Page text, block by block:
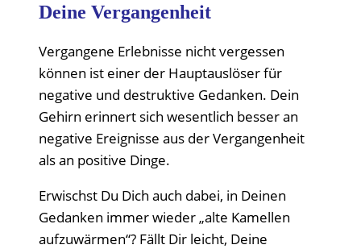
Deine Vergangenheit
Vergangene Erlebnisse nicht vergessen
können ist einer der Hauptauslöser für
negative und destruktive Gedanken. Dein
Gehirn erinnert sich wesentlich besser an
negative Ereignisse aus der Vergangenheit
als an positive Dinge.
Erwischst Du Dich auch dabei, in Deinen
Gedanken immer wieder „alte Kamellen
aufzuwärmen“? Fällt Dir leicht, Deine